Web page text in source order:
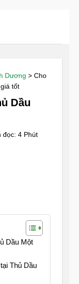
Dương > Cho
tốt
Dầu
đọc: 4 Phút
Dầu Một
Thủ Dầu